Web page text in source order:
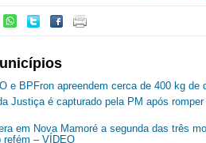
e BPFron apreendem cerca de 400 kg de
Justiça é capturado pela PM após
em Nova Mamoré a segunda das três
– VÍDEO